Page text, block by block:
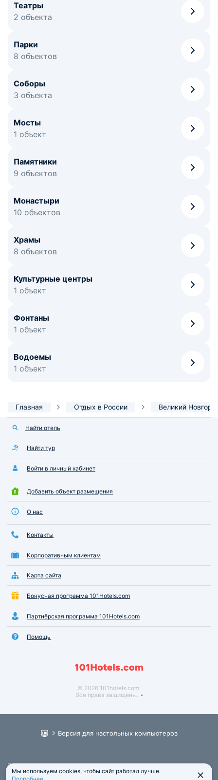
Театры
2 объекта
Парки
8 объектов
Соборы
3 объекта
Мосты
1 объект
Памятники
9 объектов
Монастыри
10 объектов
Храмы
8 объектов
Культурные центры
1 объект
Фонтаны
1 объект
Водоемы
1 объект
Главная Отдых в России Великий
Найти отель
Найти тур
Войти в личный кабинет
Добавить объект размещения
О нас
Контакты
Корпоративным клиентам
Карта сайта
Бонусная программа 101Hotels.com
Партнёрская программа 101Hotels.com
Помощь
© 2026 101hotels.com.
Все права защищены.
Версия для настольных компьютеров
Пользовательское соглашение
Юридическая информация
Мы используем cookies, чтобы сайт работал лучше.